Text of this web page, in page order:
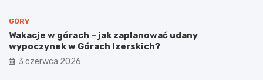
GÓRY
Wakacje w górach – jak zaplanować udany
wypoczynek w Górach Izerskich?
3 czerwca 2026